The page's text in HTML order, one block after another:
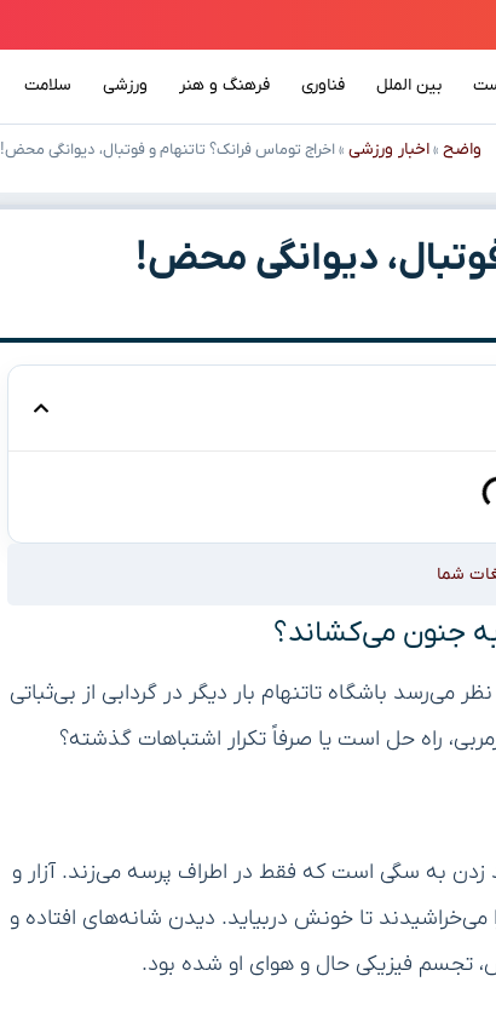
بین الملل فناوری فرهنگ و هنر ورزشی سلامت
واضح »اخبار ورزشی »اخراج توماس فرانک؟ تاتنهام و فوتبال، دیوانگی محض!
دیوانگی محض!
شما
به جنون می‌کشاند؟
باشگاه تاتنهام بار دیگر در گردابی از بی‌ثباتی
راه حل است یا صرفاً تکرار اشتباهات گذشته؟
زدن به سگی است که فقط در اطراف پرسه می‌زند. آزار و
می‌خراشیدند تا خونش دربیاید. دیدن شانه‌های افتاده و
تجسم فیزیکی حال و هوای او شده بود.